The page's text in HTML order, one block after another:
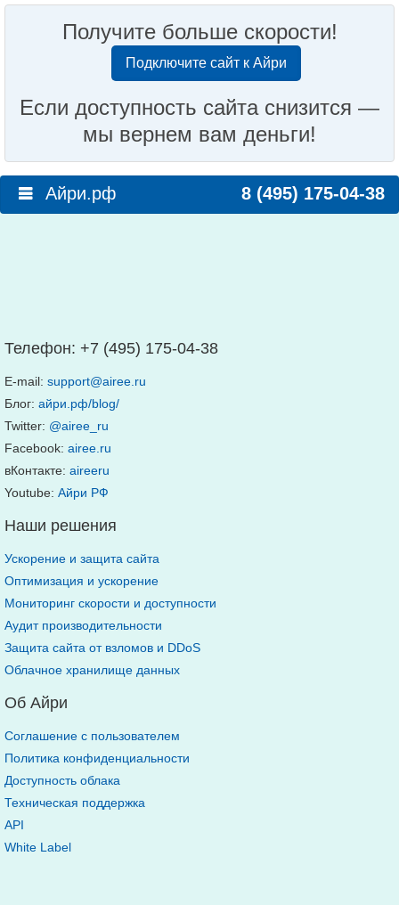
Получите больше скорости!
Подключите сайт к Айри
Если доступность сайта снизится —
мы вернем вам деньги!
Айри.рф 8 (495) 175-04-38
Телефон: +7 (495) 175-04-38
E-mail: support@airee.ru
Блог: айри.рф/blog/
Twitter: @airee_ru
Facebook: airee.ru
вКонтакте: aireeru
Youtube: Айри РФ
Наши решения
Ускорение и защита сайта
Оптимизация и ускорение
Мониторинг скорости и доступности
Аудит производительности
Защита сайта от взломов и DDoS
Облачное хранилище данных
Об Айри
Соглашение с пользователем
Политика конфиденциальности
Доступность облака
Техническая поддержка
API
White Label